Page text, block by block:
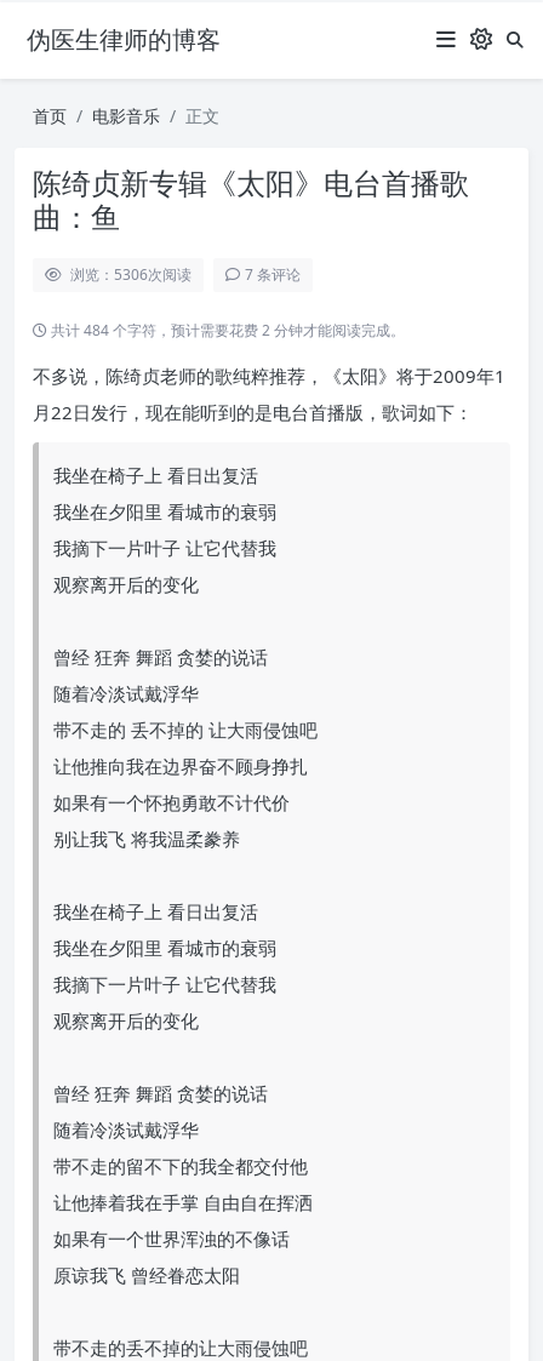
伪医生律师的博客
首页 电影音乐 正文
陈绮贞新专辑《太阳》电台首播歌
曲：鱼
浏览：5306次阅读 7 条评论
共计 484 个字符，预计需要花费 2 分钟才能阅读完成。
不多说，陈绮贞老师的歌纯粹推荐，《太阳》将于2009年1
月22日发行，现在能听到的是电台首播版，歌词如下：
我坐在椅子上 看日出复活
我坐在夕阳里 看城市的衰弱
我摘下一片叶子 让它代替我
观察离开后的变化
曾经 狂奔 舞蹈 贪婪的说话
随着冷淡试戴浮华
带不走的 丢不掉的 让大雨侵蚀吧
让他推向我在边界奋不顾身挣扎
如果有一个怀抱勇敢不计代价
别让我飞 将我温柔豢养
我坐在椅子上 看日出复活
我坐在夕阳里 看城市的衰弱
我摘下一片叶子 让它代替我
观察离开后的变化
曾经 狂奔 舞蹈 贪婪的说话
随着冷淡试戴浮华
带不走的留不下的我全都交付他
让他捧着我在手掌 自由自在挥洒
如果有一个世界浑浊的不像话
原谅我飞 曾经眷恋太阳
带不走的丢不掉的让大雨侵蚀吧